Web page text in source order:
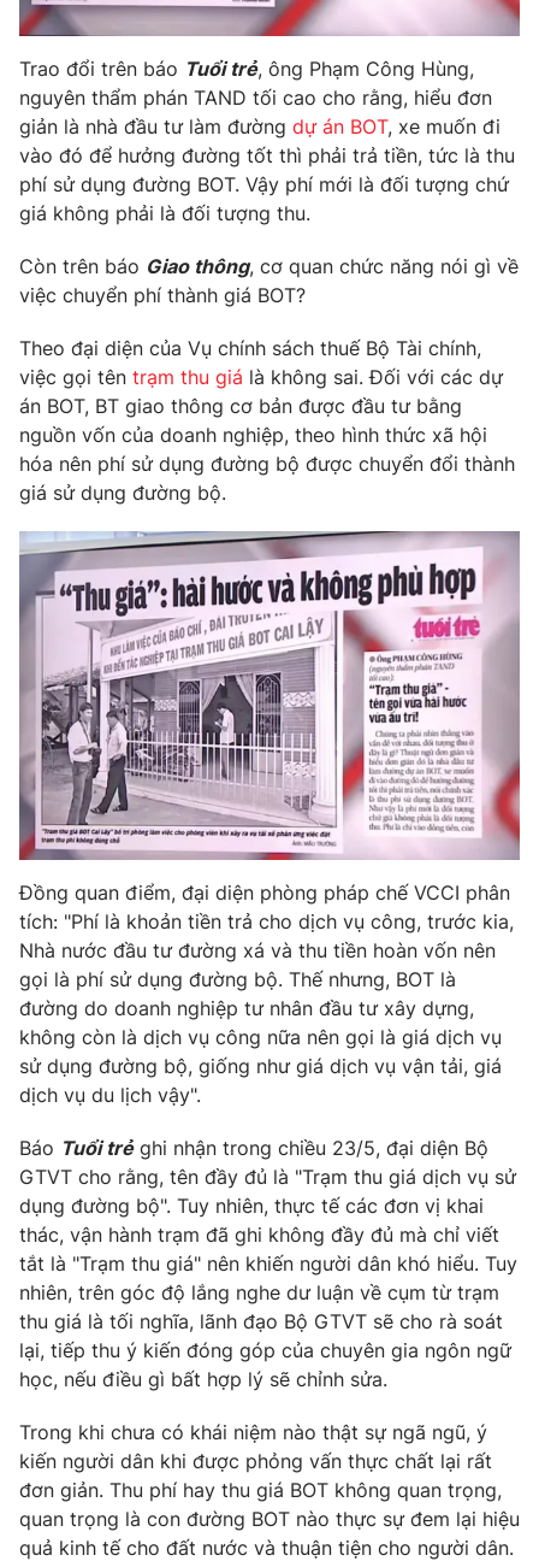
VTV Money VTV Thể thao
VTV Sức khoẻ Bất động sản
Thị trường 24h Tấm lòng Việt
VTV9 VTV8
Liên hệ tòa soạn English
THỜI BÁO VTV
Theo dõi báo trên
Cơ quan chủ quản:Đài Truyền hình Việt Nam
Cơ quan báo chí:
Thời báo VTV
Giấy phép hoạt động báo in và báo điện tử số 483/GP-BTTTT
Tổng Biên tập:
Vũ Thanh Thủy
Phó Tổng Biên tập: Nguyễn Thị Mỹ Hạnh, Phạm Quốc Thắng,
Nguyễn Trọng Ninh
Tổng đài VTV:024.38 355 931 - 024.38 355 932
Ðiện thoại Thời báo VTV:024.66 897 897
Email:toasoan@vtv.vn
Liên hệ quảng cáo:024-7300.7108
® Cấm sao chép dưới mọi hình thức nếu không có sự chấp
thuận bằng văn bản. Ghi rõ nguồn VTV.vn khi phát hành lại
thông tin từ website này.
Trao đổi trên báo Tuổi trẻ, ông Phạm Công Hùng,
nguyên thẩm phán TAND tối cao cho rằng, hiểu đơn
giản là nhà đầu tư làm đường dự án BOT, xe muốn đi
vào đó để hưởng đường tốt thì phải trả tiền, tức là thu
phí sử dụng đường BOT. Vậy phí mới là đối tượng chứ
giá không phải là đối tượng thu.
Còn trên báo Giao thông, cơ quan chức năng nói gì về
việc chuyển phí thành giá BOT?
Theo đại diện của Vụ chính sách thuế Bộ Tài chính,
việc gọi tên trạm thu giá là không sai. Đối với các dự
án BOT, BT giao thông cơ bản được đầu tư bằng
nguồn vốn của doanh nghiệp, theo hình thức xã hội
hóa nên phí sử dụng đường bộ được chuyển đổi thành
giá sử dụng đường bộ.
Đồng quan điểm, đại diện phòng pháp chế VCCI phân
tích: "Phí là khoản tiền trả cho dịch vụ công, trước kia,
Nhà nước đầu tư đường xá và thu tiền hoàn vốn nên
gọi là phí sử dụng đường bộ. Thế nhưng, BOT là
đường do doanh nghiệp tư nhân đầu tư xây dựng,
không còn là dịch vụ công nữa nên gọi là giá dịch vụ
sử dụng đường bộ, giống như giá dịch vụ vận tải, giá
dịch vụ du lịch vậy".
Báo Tuổi trẻghi nhận trong chiều 23/5, đại diện Bộ
GTVT cho rằng, tên đầy đủ là "Trạm thu giá dịch vụ sử
dụng đường bộ". Tuy nhiên, thực tế các đơn vị khai
thác, vận hành trạm đã ghi không đầy đủ mà chỉ viết
tắt là "Trạm thu giá" nên khiến người dân khó hiểu. Tuy
nhiên, trên góc độ lắng nghe dư luận về cụm từ trạm
thu giá là tối nghĩa, lãnh đạo Bộ GTVT sẽ cho rà soát
lại, tiếp thu ý kiến đóng góp của chuyên gia ngôn ngữ
học, nếu điều gì bất hợp lý sẽ chỉnh sửa.
Trong khi chưa có khái niệm nào thật sự ngã ngũ, ý
kiến người dân khi được phỏng vấn thực chất lại rất
đơn giản. Thu phí hay thu giá BOT không quan trọng,
quan trọng là con đường BOT nào thực sự đem lại hiệu
quả kinh tế cho đất nước và thuận tiện cho người dân.